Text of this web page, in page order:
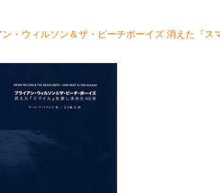
ン・ウィルソン＆ザ・ビーチボーイズ 消えた『